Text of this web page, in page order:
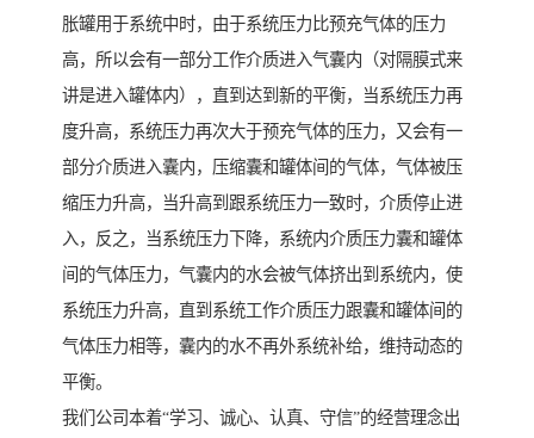
胀罐用于系统中时，由于系统压力比预充气体的压力
高，所以会有一部分工作介质进入气囊内（对隔膜式来
讲是进入罐体内），直到达到新的平衡，当系统压力再
度升高，系统压力再次大于预充气体的压力，又会有一
部分介质进入囊内，压缩囊和罐体间的气体，气体被压
缩压力升高，当升高到跟系统压力一致时，介质停止进
入，反之，当系统压力下降，系统内介质压力囊和罐体
间的气体压力，气囊内的水会被气体挤出到系统内，使
系统压力升高，直到系统工作介质压力跟囊和罐体间的
气体压力相等，囊内的水不再外系统补给，维持动态的
平衡。
我们公司本着“学习、诚心、认真、守信”的经营理念出